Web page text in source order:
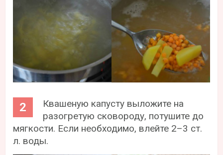
Квашеную капусту выложите на
разогретую сковороду, потушите до
мягкости. Если необходимо, влейте 2–3 ст.
л. воды.